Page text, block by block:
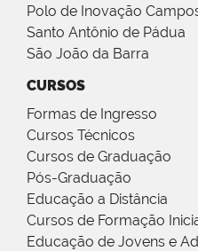
Polo de Inovação
Santo Antônio de Pádua
São João da Barra
CURSOS
Formas de Ingresso
Cursos Técnicos
Cursos de Graduação
Pós-Graduação
Educação a Distância
Cursos de Formação
Educação de Jovens e